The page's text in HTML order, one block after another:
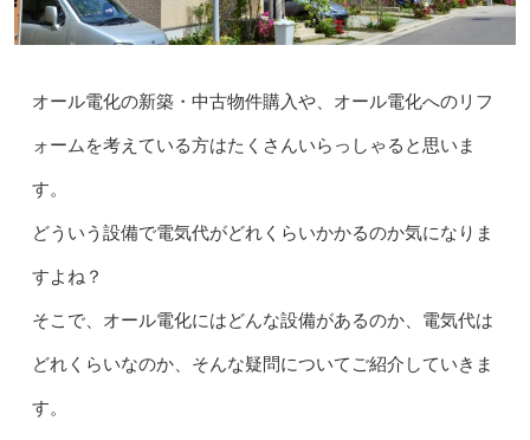
オール電化の新築・中古物件購入や、オール電化へのリフ
ォームを考えている方はたくさんいらっしゃると思いま
す。
どういう設備で電気代がどれくらいかかるのか気になりま
すよね？
そこで、オール電化にはどんな設備があるのか、電気代は
どれくらいなのか、そんな疑問についてご紹介していきま
す。